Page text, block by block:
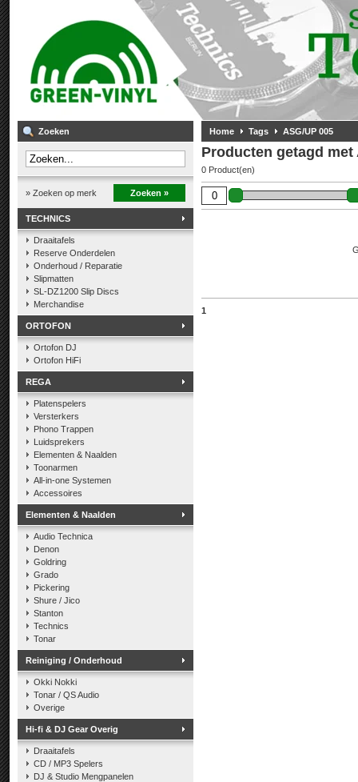
Zoeken
» Zoeken op merk Zoeken »
TECHNICS
Draaitafels
Reserve Onderdelen
Onderhoud / Reparatie
Slipmatten
SL-DZ1200 Slip Discs
Merchandise
ORTOFON
Ortofon DJ
Ortofon HiFi
REGA
Platenspelers
Versterkers
Phono Trappen
Luidsprekers
Elementen & Naalden
Toonarmen
All-in-one Systemen
Accessoires
Elementen & Naalden
Audio Technica
Denon
Goldring
Grado
Pickering
Shure / Jico
Stanton
Technics
Tonar
Reiniging / Onderhoud
Okki Nokki
Tonar / QS Audio
Overige
Hi-fi & DJ Gear Overig
Draaitafels
CD / MP3 Spelers
DJ & Studio Mengpanelen
Home Tags ASG/UP 005
Producten getagd met
0 Product(en)
1